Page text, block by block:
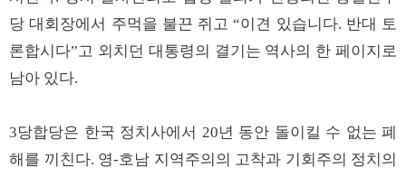
당 대회장에서 주먹을 불끈 쥐고 “이견 있습니다. 반대 토
론합시다”고 외치던 대통령의 결기는 역사의 한 페이지로
남아 있다.
3당합당은 한국 정치사에서 20년 동안 돌이킬 수 없는 폐
해를 끼친다. 영-호남 지역주의의 고착과 기회주의 정치의